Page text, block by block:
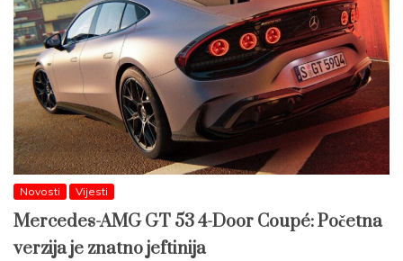
Novosti Vijesti
Mercedes-AMG GT 53 4-Door Coupé: Početna
verzija je znatno jeftinija